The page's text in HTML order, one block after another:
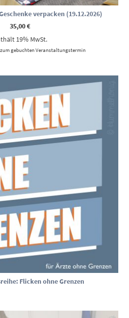
verpacken (19.12.2026)
35,00€
19% MwSt.
gebuchten Veranstaltungstermin
Flicken ohne Grenzen